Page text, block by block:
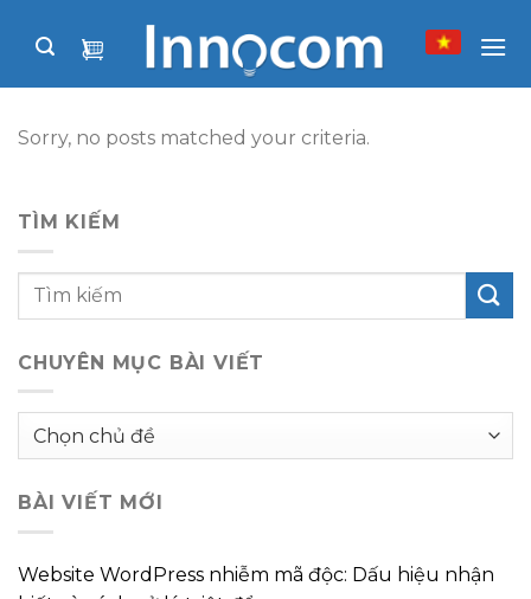
Sorry, no posts matched your criteria.
TÌM KIẾM
CHUYÊN MỤC BÀI VIẾT
Chuyên
viết
BÀI VIẾT MỚI
Website WordPress nhiễm mã độc: Dấu hiệu nhận